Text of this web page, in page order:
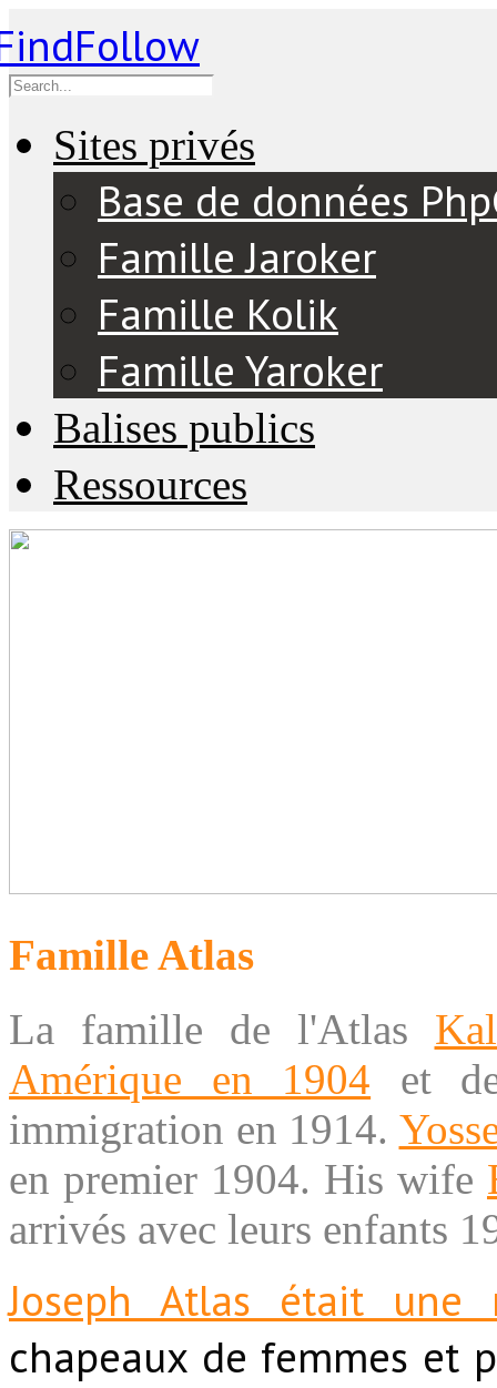
Sites privés
Base de données
Famille Jaroker
Famille Kolik
Famille Yaroker
Balises publics
Ressources
Famille Atlas
La famille de l'Atlas
Amérique en 1904 et
immigration en 1914.
en premier 1904. His wife
arrivés avec leurs enfants
Joseph Atlas était une
chapeaux de femmes et